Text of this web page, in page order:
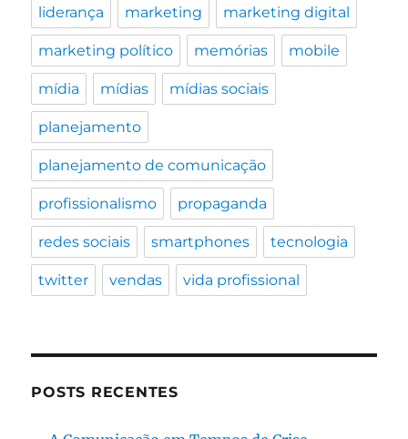
liderança marketing marketing digital
marketing político memórias mobile
mídia mídias mídias sociais
planejamento
planejamento de comunicação
profissionalismo propaganda
redes sociais smartphones tecnologia
twitter vendas vida profissional
POSTS RECENTES